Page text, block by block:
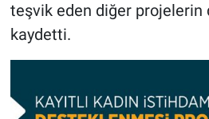
teşvik eden diğer projelerin
kaydetti.